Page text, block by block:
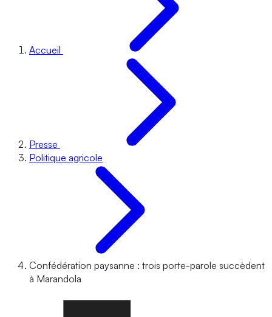
Accueil
Presse
Politique agricole
Confédération paysanne : trois porte-parole succèdent
à Marandola